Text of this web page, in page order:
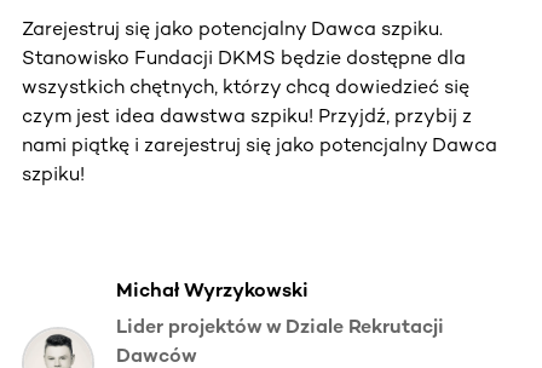
Zarejestruj się jako potencjalny Dawca szpiku.
Stanowisko Fundacji DKMS będzie dostępne dla
wszystkich chętnych, którzy chcą dowiedzieć się
czym jest idea dawstwa szpiku! Przyjdź, przybij z
nami piątkę i zarejestruj się jako potencjalny Dawca
szpiku!
Michał Wyrzykowski
Lider projektów w Dziale Rekrutacji
Dawców